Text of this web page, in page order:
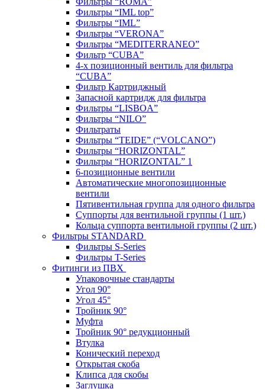
Фильтры “IML top”
Фильтры “IML”
Фильтры “VERONA”
Фильтры “MEDITERRANEO”
Фильтр “CUBA”
4-х позиционный вентиль для фильтра
“CUBA”
Фильтр Картриджный
Запасной картридж для фильтра
Фильтры “LISBOA”
Фильтры “NILO”
Фильтраты
Фильтры “TEIDE” (“VOLСANO”)
Фильтры “HORIZONTAL”
Фильтры “HORIZONTAL” 1
6-позиционные вентили
Автоматические многопозиционные
вентили
Пятивентильная группа для одного фильтра
Суппорты для вентильной группы (1 шт.)
Кольца суппорта вентильной группы (2 шт.)
Фильтры STANDARD
Фильтры S-Series
Фильтры T-Series
Фитинги из ПВХ
Упаковочные стандарты
Угол 90°
Угол 45°
Тройник 90°
Муфта
Тройник 90° редукционный
Втулка
Конический переход
Открытая скоба
Клипса для скобы
Заглушка